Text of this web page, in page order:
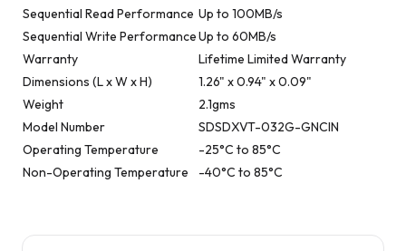
Sequential Read Performance Up to 100MB/s
Sequential Write PerformanceUp to 60MB/s
Warranty
Lifetime Limited Warranty
Dimensions (L x W x H)
1.26" x 0.94" x 0.09"
Weight
2.1gms
Model Number
SDSDXVT-032G-GNCIN
Operating Temperature
-25°C to 85°C
Non-Operating Temperature
-40°C to 85°C